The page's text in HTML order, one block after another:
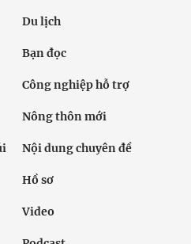
Du lịch
Bạn đọc
Công nghiệp hỗ trợ
Nông thôn mới
Nội dung chuyên đề
Hồ sơ
Video